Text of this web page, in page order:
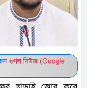
গুগল নিউজ (Google